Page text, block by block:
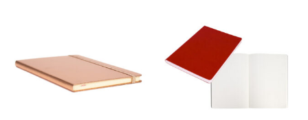
elegir
opciones
pueden